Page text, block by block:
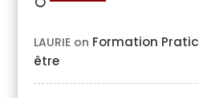
LAURIE on Formation
être